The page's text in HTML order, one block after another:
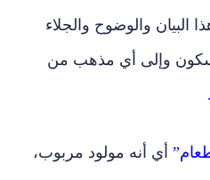
البيان والوضوح والجلاء
وإلى أي مذهب من
أي أنه مولود مربوب،